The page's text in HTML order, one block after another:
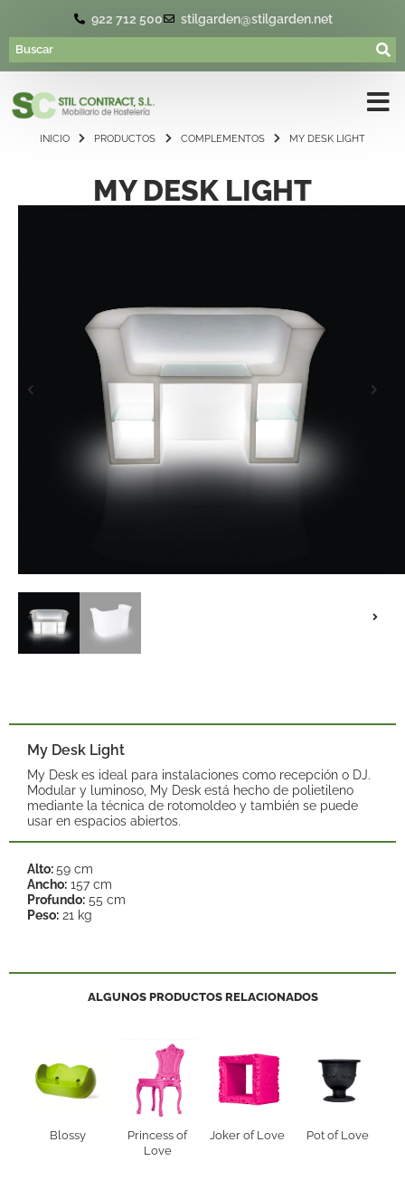
922 712 500 stilgarden@stilgarden.net
INICIO PRODUCTOS COMPLEMENTOS MY DESK LIGHT
MY DESK LIGHT
My Desk Light
My Desk es ideal para instalaciones como recepción o DJ.
Modular y luminoso, My Desk está hecho de polietileno
mediante la técnica de rotomoldeo y también se puede
usar en espacios abiertos.
Alto:59 cm
Ancho: 157 cm
Profundo: 55 cm
Peso: 21 kg
ALGUNOS PRODUCTOS RELACIONADOS
Blossy
Princess of
Love
Joker of Love Pot of Love